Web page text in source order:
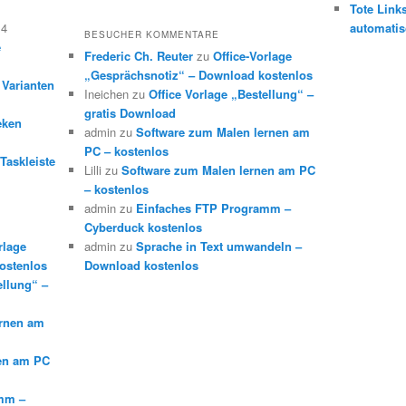
–
am
am PC
–
BESUCHER KOMMENTARE
Frederic Ch. Reuterzu Office-Vorlage
„Gesprächsnotiz“ – Download kostenlos
Ineichenzu Office Vorlage „Bestellung“ –
gratis Download
adminzu Software zum Malen lernen am
PC – kostenlos
Lilli zu Software zum Malen lernen am PC
– kostenlos
adminzu Einfaches FTP Programm –
Cyberduck kostenlos
adminzu Sprache in Text umwandeln –
Download kostenlos
Tote